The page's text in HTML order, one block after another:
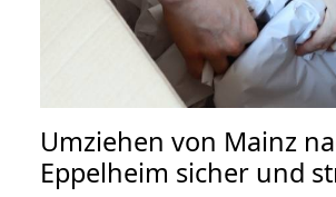
Umziehen von Mainz
Eppelheim sicher und